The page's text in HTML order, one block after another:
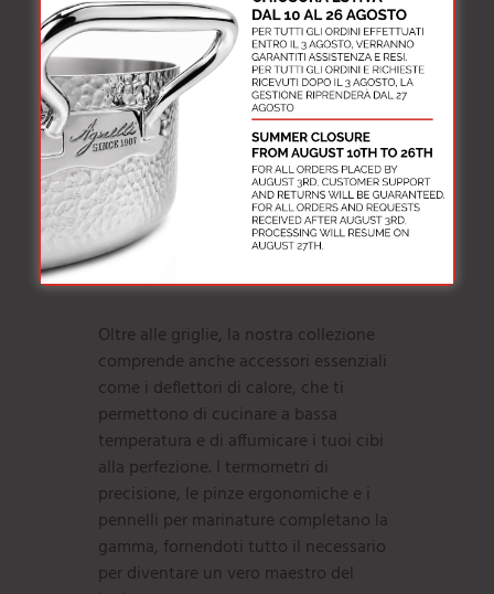
migliorare la qualità dei tuoi piatti.
Le nostre griglie per barbecue sono
disponibili in diverse dimensioni e
configurazioni, ideali per qualsiasi tipo
di preparazione, dalle bistecche
succulente alle verdure grigliate. Le
superfici antiaderenti e facili da pulire
rendono l’uso quotidiano pratico e
piacevole, permettendoti di
concentrarti solo sulla cottura.
Oltre alle griglie, la nostra collezione
comprende anche accessori essenziali
come i deflettori di calore, che ti
permettono di cucinare a bassa
temperatura e di affumicare i tuoi cibi
alla perfezione. I termometri di
precisione, le pinze ergonomiche e i
pennelli per marinature completano la
gamma, fornendoti tutto il necessario
per diventare un vero maestro del